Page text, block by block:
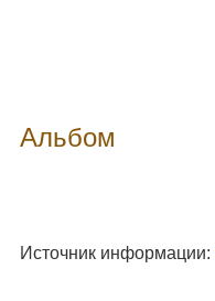
Альбом
Источник информации: